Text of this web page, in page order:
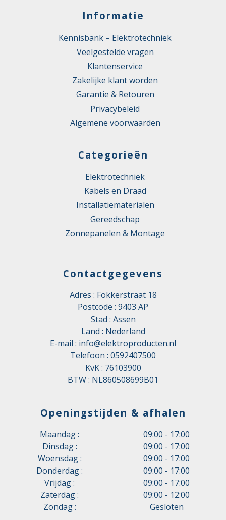
Informatie
Kennisbank – Elektrotechniek
Veelgestelde vragen
Klantenservice
Zakelijke klant worden
Garantie & Retouren
Privacybeleid
Algemene voorwaarden
Categorieën
Elektrotechniek
Kabels en Draad
Installatiematerialen
Gereedschap
Zonnepanelen & Montage
Contactgegevens
Adres : Fokkerstraat 18
Postcode : 9403 AP
Stad : Assen
Land : Nederland
E-mail : info@elektroproducten.nl
Telefoon : 0592407500
KvK : 76103900
BTW : NL860508699B01
Openingstijden & afhalen
Maandag :
09:00 - 17:00
Dinsdag :
09:00 - 17:00
Woensdag :
09:00 - 17:00
Donderdag :
09:00 - 17:00
Vrijdag :
09:00 - 17:00
Zaterdag :
09:00 - 12:00
Zondag :
Gesloten